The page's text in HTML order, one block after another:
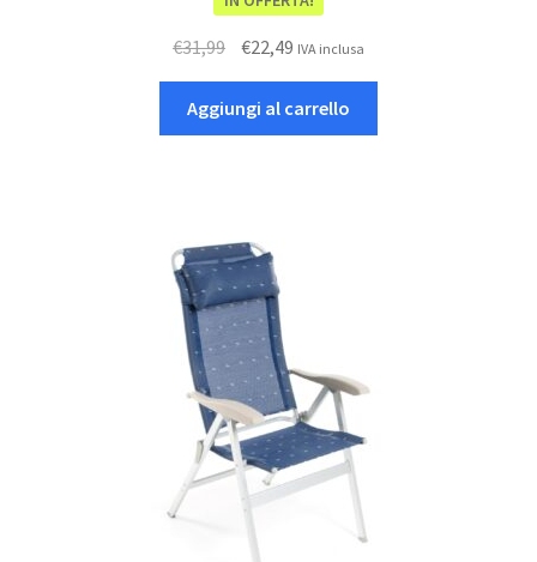
€31,99
prezzo
originale
era:
€22,49Il
prezzo
attuale
è:
IVA inclusa
Aggiungi al carrello